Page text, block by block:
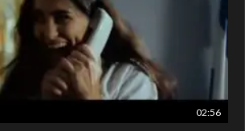
02:56